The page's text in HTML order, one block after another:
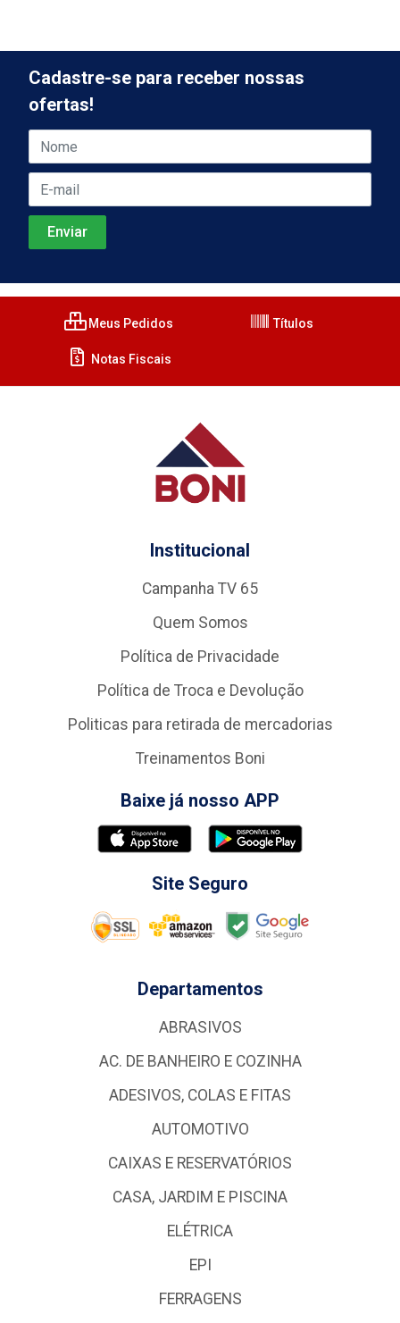
Cadastre-se para receber nossas
ofertas!
Meus Pedidos Títulos
Notas Fiscais
Institucional
Campanha TV 65
Quem Somos
Política de Privacidade
Política de Troca e Devolução
Politicas para retirada de mercadorias
Treinamentos Boni
Baixe já nosso APP
Site Seguro
Departamentos
ABRASIVOS
AC. DE BANHEIRO E COZINHA
ADESIVOS, COLAS E FITAS
AUTOMOTIVO
CAIXAS E RESERVATÓRIOS
CASA, JARDIM E PISCINA
ELÉTRICA
EPI
FERRAGENS